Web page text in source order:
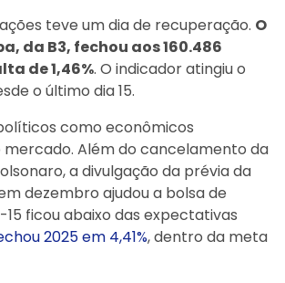
teve um dia de recuperação. O
da B3, fechou aos 160.486
de 1,46%. O indicador atingiu o
o último dia 15.
como econômicos
Além do cancelamento da
a divulgação da prévia da
dezembro ajudou a bolsa de
15 ficou abaixo das expectativas
2025 em 4,41%, dentro da meta